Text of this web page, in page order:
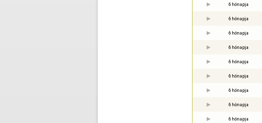
6 hónapja
6 hónapja
6 hónapja
6 hónapja
6 hónapja
6 hónapja
6 hónapja
6 hónapja
6 hónapja